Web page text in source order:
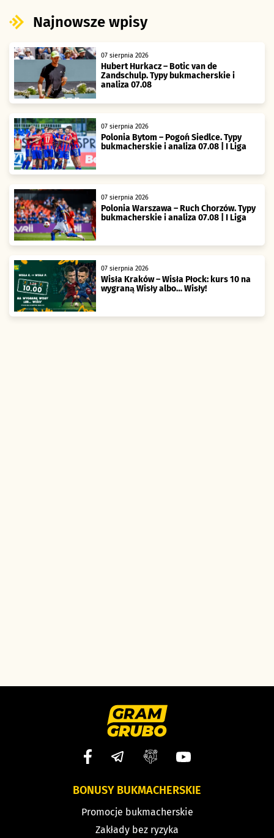
Najnowsze wpisy
07 sierpnia 2026
Hubert Hurkacz – Botic van de
Zandschulp. Typy bukmacherskie i
analiza 07.08
07 sierpnia 2026
Polonia Bytom – Pogoń Siedlce. Typy
bukmacherskie i analiza 07.08 | I Liga
07 sierpnia 2026
Polonia Warszawa – Ruch Chorzów. Typy
bukmacherskie i analiza 07.08 | I Liga
07 sierpnia 2026
Wisła Kraków – Wisła Płock: kurs 10 na
wygraną Wisły albo… Wisły!
BONUSY BUKMACHERSKIE
Promocje bukmacherskie
Zakłady bez ryzyka